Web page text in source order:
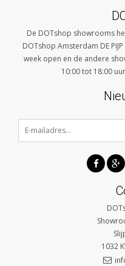
De DOTshop showrooms
DOTshop Amsterdam DE
week open en de andere
10:00 tot 18:00
1032